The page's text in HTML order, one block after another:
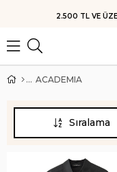
2.500 TL VE
ACADEMIA
Sıralama